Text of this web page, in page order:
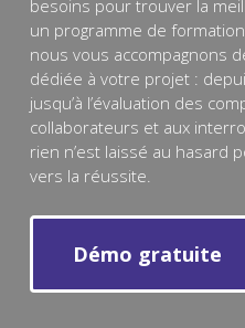
besoins pour trouver la
un programme de
nous vous accompagnons
dédiée à votre projet :
jusqu’à l’évaluation des
collaborateurs et aux
rien n’est laissé au hasard
vers la réussite.
Démo gratuite